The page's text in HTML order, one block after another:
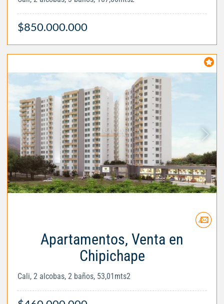
$850.000.000
Apartamentos, Venta en
Chipichape
Cali, 2 alcobas, 2 baños, 53,01mts2